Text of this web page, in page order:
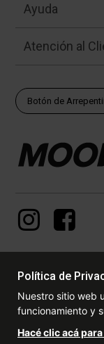
Ayuda
Atención al
Botón de
DERECHOS
logotipo y las
sus respectivos
parcial, sin la
Política de
Nuestro sitio web
funcionamiento y
Hacé clic acá